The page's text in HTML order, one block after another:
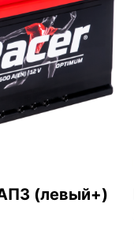
(левый+)